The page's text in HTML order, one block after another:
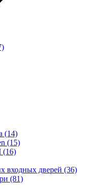
(14)
(15)
(16)
входных дверей (36)
(81)